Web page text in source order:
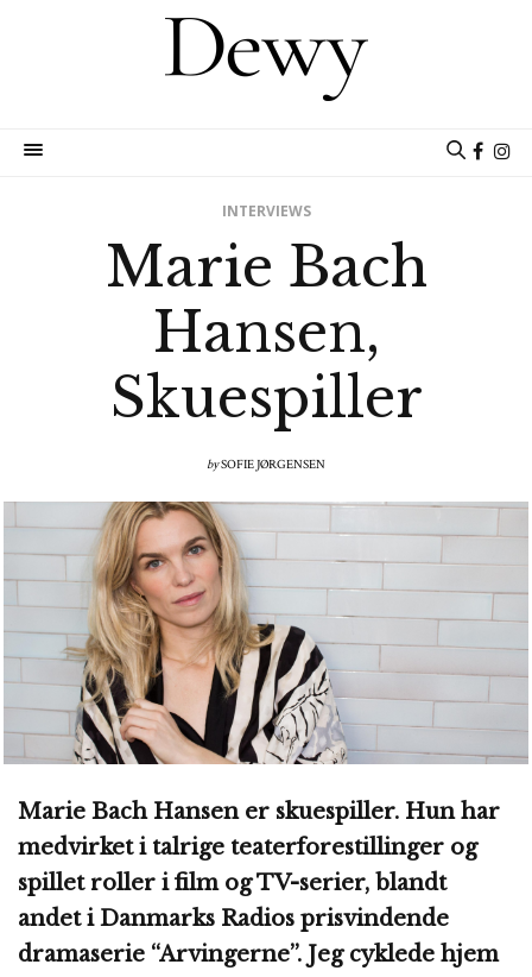
INTERVIEWS
Marie Bach
Hansen,
Skuespiller
bySOFIE JØRGENSEN
Marie Bach Hansen er skuespiller. Hun har
medvirket i talrige teaterforestillinger og
spillet roller i film og TV-serier, blandt
andet i Danmarks Radios prisvindende
dramaserie “Arvingerne”. Jeg cyklede hjem